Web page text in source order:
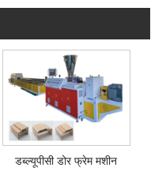
डब्ल्यूपीसी डोर फ्रेम मशीन